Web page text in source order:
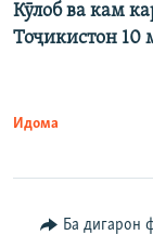
Кӯлоб ва кам
Тоҷикистон 10
Идома
Ба дигарон